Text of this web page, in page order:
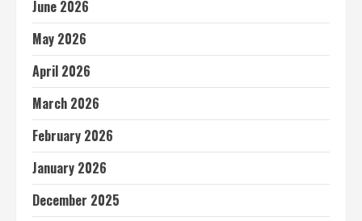
June 2026
May 2026
April 2026
March 2026
February 2026
January 2026
December 2025